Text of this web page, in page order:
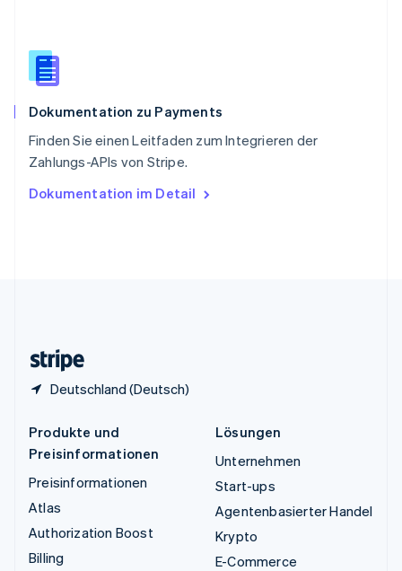
Dokumentation zu Payments
Finden Sie einen Leitfaden zum Integrieren der
Zahlungs-APIs von Stripe.
Dokumentation im Detail
Deutschland (Deutsch)
English
Spanien
Thailand
Tschechische Republik
English
English
Produkte und
Preisinformationen
Preisinformationen
Atlas
Authorization Boost
Billing
Lösungen
Unternehmen
Start-ups
Agentenbasierter Handel
Krypto
E-Commerce